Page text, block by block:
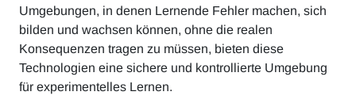
Umgebungen, in denen Lernende Fehler machen, sich
bilden und wachsen können, ohne die realen
Konsequenzen tragen zu müssen, bieten diese
Technologien eine sichere und kontrollierte Umgebung
für experimentelles Lernen.